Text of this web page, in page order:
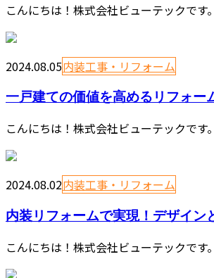
こんにちは！株式会社ビューテックで
2024.08.05内装工事・リフォーム
一戸建ての価値を高めるリフォー
こんにちは！株式会社ビューテックで
2024.08.02内装工事・リフォーム
内装リフォームで実現！デザイン
こんにちは！株式会社ビューテックで